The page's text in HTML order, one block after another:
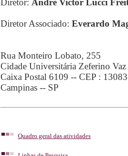
Diretor: André Victor Lucci
Diretor Associado: Everardo
Rua Monteiro Lobato, 255
Cidade Universitária Zeferino
Caixa Postal 6109 -- CEP :
Campinas -- SP
Quadro geral das atividades